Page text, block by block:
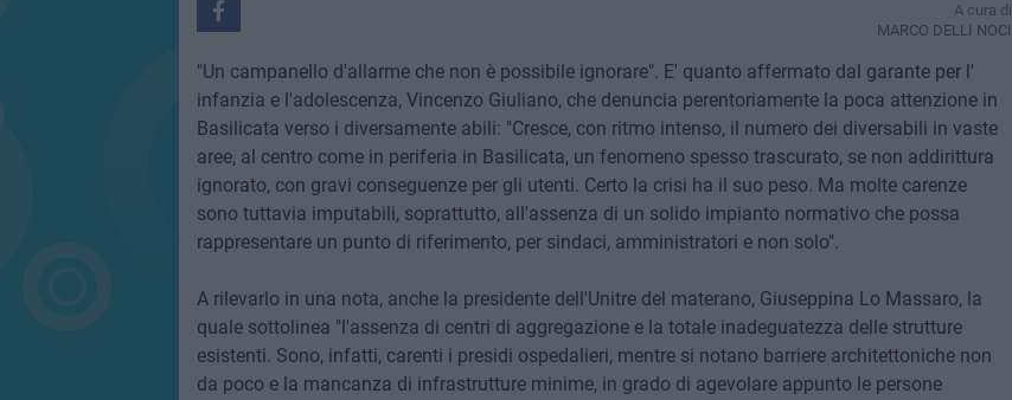
A cura di
MARCO DELLI NOCI
"Un campanello d'allarme che non è possibile ignorare". E' quanto affermato dal garante per l'
infanzia e l'adolescenza, Vincenzo Giuliano, che denuncia perentoriamente la poca attenzione in
Basilicata verso i diversamente abili: "Cresce, con ritmo intenso, il numero dei diversabili in vaste
aree, al centro come in periferia in Basilicata, un fenomeno spesso trascurato, se non addirittura
ignorato, con gravi conseguenze per gli utenti. Certo la crisi ha il suo peso. Ma molte carenze
sono tuttavia imputabili, soprattutto, all'assenza di un solido impianto normativo che possa
rappresentare un punto di riferimento, per sindaci, amministratori e non solo".
A rilevarlo in una nota, anche la presidente dell'Unitre del materano, Giuseppina Lo Massaro, la
quale sottolinea "l'assenza di centri di aggregazione e la totale inadeguatezza delle strutture
esistenti. Sono, infatti, carenti i presidi ospedalieri, mentre si notano barriere architettoniche non
da poco e la mancanza di infrastrutture minime, in grado di agevolare appunto le persone